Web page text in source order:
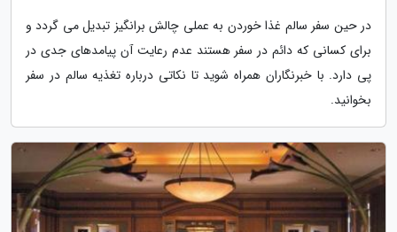
در حین سفر سالم غذا خوردن به عملی چالش برانگیز تبدیل می گردد و
برای کسانی که دائم در سفر هستند عدم رعایت آن پیامدهای جدی در
پی دارد. با خبرنگاران همراه شوید تا نکاتی درباره تغذیه سالم در سفر
بخوانید.